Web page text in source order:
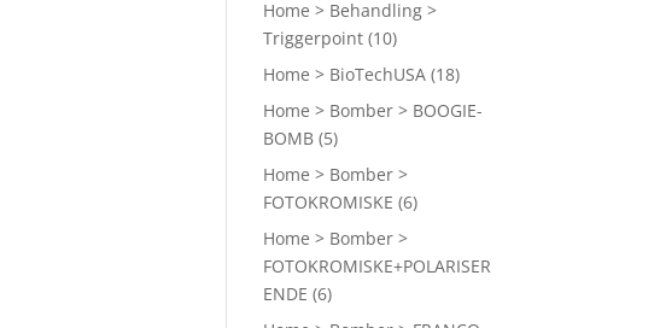
Home > Behandling >
Triggerpoint (10)
Home > BioTechUSA (18)
Home > Bomber > BOOGIE-
BOMB (5)
Home > Bomber >
FOTOKROMISKE (6)
Home > Bomber >
FOTOKROMISKE+POLARISER
ENDE (6)